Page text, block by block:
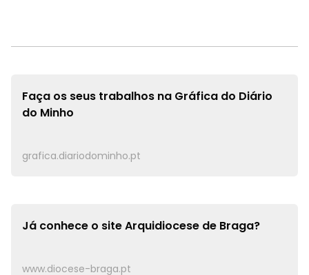
Faça os seus trabalhos na Gráfica do Diário
do Minho
grafica.diariodominho.pt
Já conhece o siteArquidiocese de Braga?
www.diocese-braga.pt